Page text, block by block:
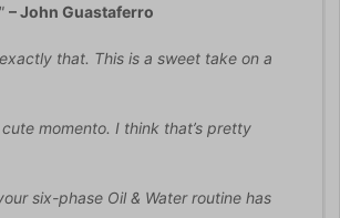
– John Guastaferro
that. This is a sweet take on a
momento. I think that’s pretty
six-phase Oil & Water routine has